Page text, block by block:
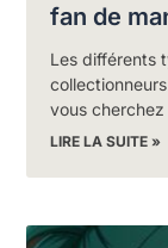
fan de
Les différents
vous
LIRE LA SUITE »